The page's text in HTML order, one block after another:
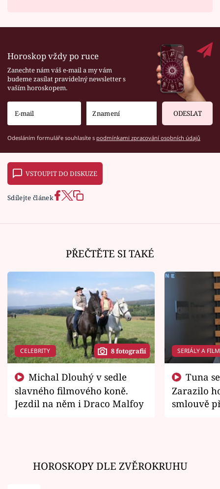
Horoskop vždy po ruce
Zanechte nám váš e-mail a my vám
budeme zasílat pravidelný newsletter s
vaším horoskopem.
ODESLAT
Odesláním formuláře souhlasíte s podmínkami zpracování osobních údajů
VSTOUPIT DO DISKUZE
Sdílejte článek
PŘEČTĚTE SI TAKÉ
CELEBRITY 8 fotografií
slavného filmového koně.
Jezdil na něm i Draco Malfoy
SERIÁLY A
Zarazilo
smlouvě
HOROSKOPY DLE ZVĚROKRUHU